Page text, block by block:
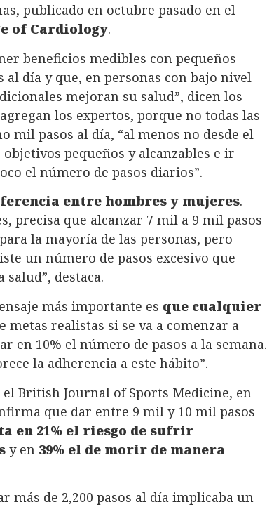
publicado en octubre pasado en el
of Cardiology.
beneficios medibles con pequeños
día y que, en personas con bajo nivel
mejoran su salud”, dicen los
los expertos, porque no todas las
mil pasos al día, “al menos no desde el
pequeños y alcanzables e ir
el número de pasos diarios”.
entre hombres y mujeres.
precisa que alcanzar 7 mil a 9 mil pasos
la mayoría de las personas, pero
un número de pasos excesivo que
destaca.
más importante es que cualquier
metas realistas si se va a comenzar a
en 10% el número de pasos a la semana.
la adherencia a este hábito”.
British Journal of Sports Medicine, en
que dar entre 9 mil y 10 mil pasos
en 21% el riesgo de sufrir
y en 39% el de morir de manera
más de 2,200 pasos al día implicaba un